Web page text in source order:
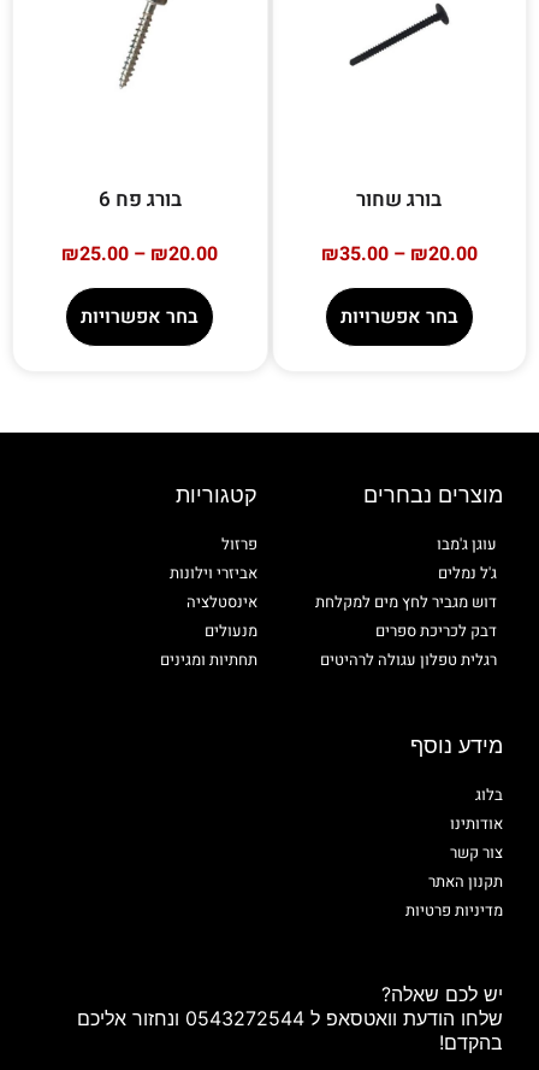
בורג שחור
₪20.00
–
₪35.00
בחר אפשרויות
בורג פח 6
₪20.00
–
₪25.00
בחר אפשרויות
מוצרים נבחרים
עוגן ג'מבו
ג'ל נמלים
דוש מגביר לחץ מים למקלחת
דבק לכריכת ספרים
רגלית טפלון עגולה לרהיטים
קטגוריות
פרזול
אביזרי וילונות
אינסטלציה
מנעולים
תחתיות ומגינים
מידע נוסף
בלוג
אודותינו
צור קשר
תקנון האתר
מדיניות פרטיות
יש לכם שאלה?
שלחו הודעת וואטסאפ ל 0543272544 ונחזור אליכם
בהקדם!